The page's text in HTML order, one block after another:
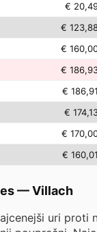
€
€
€
€
€ 186,91
€
€
€ 160,01
—Villach
uri proti